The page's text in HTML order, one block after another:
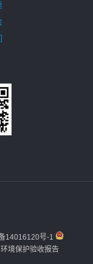
14016120号-1
环境保护验收报告